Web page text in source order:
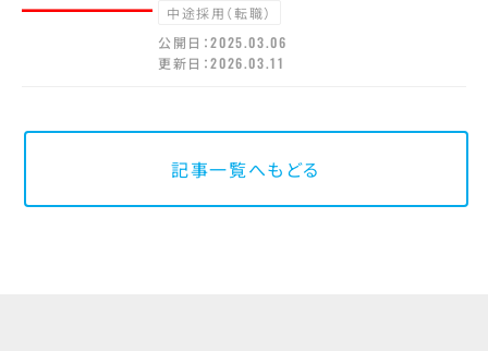
中途採用（転職）
公開日：2025.03.06
更新日：2026.03.11
記事一覧へもどる